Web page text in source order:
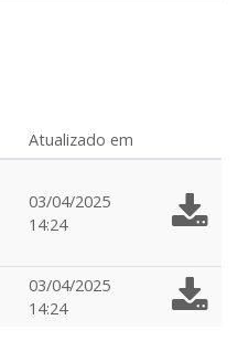
Atualizado em
03/04/2025
14:24
03/04/2025
14:24